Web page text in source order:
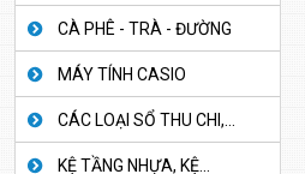
CÀ PHÊ - TRÀ - ĐƯỜNG
MÁY TÍNH CASIO
CÁC LOẠI SỔ THU CHI,...
KỆ TẦNG NHỰA, KỆ...